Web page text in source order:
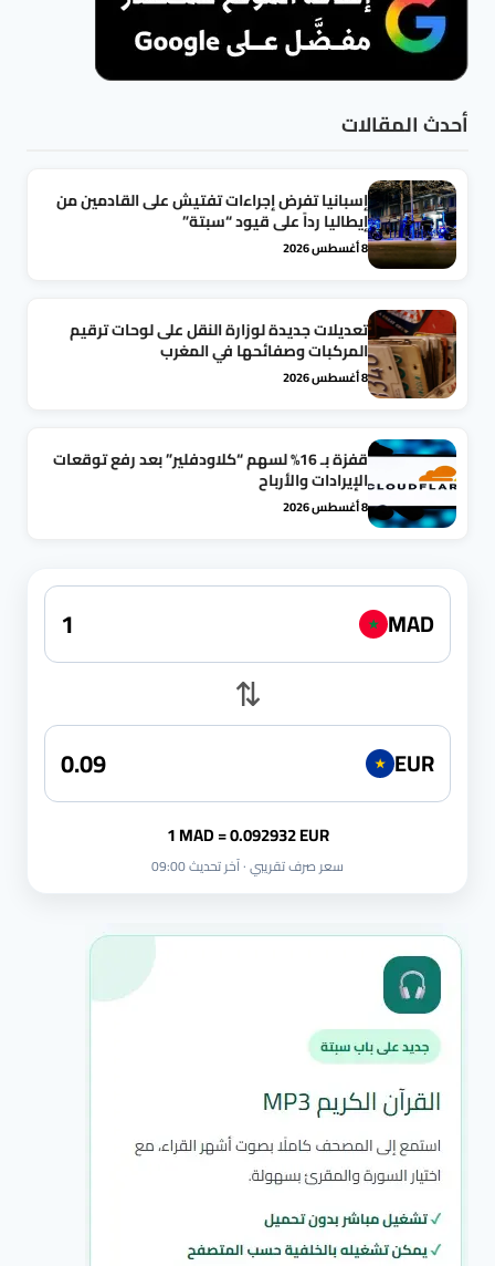
أحدث المقالات
إسبانيا تفرض إجراءات تفتيش على القادمين من
إيطاليا رداً على قيود “سبتة”
8 أغسطس 2026
تعديلات جديدة لوزارة النقل على لوحات ترقيم
المركبات وصفائحها في المغرب
8 أغسطس 2026
قفزة بـ 16% لسهم “كلاودفلير” بعد رفع توقعات
الإيرادات والأرباح
8 أغسطس 2026
★ MAD
⇅
★ EUR
1 MAD = 0.092932 EUR
سعر صرف تقريبي · آخر تحديث 09:00